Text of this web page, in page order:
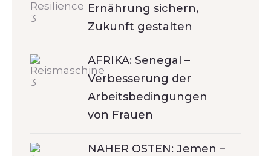
Ernährung sichern,
Zukunft gestalten
AFRIKA: Senegal –
Verbesserung der
Arbeitsbedingungen
von Frauen
NAHER OSTEN: Jemen –